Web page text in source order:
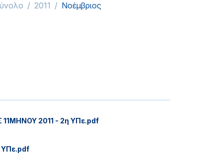
2011 Νοέμβριος
2011 - 2η ΥΠε.pdf